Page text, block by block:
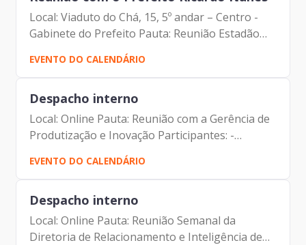
Local: Viaduto do Chá, 15, 5º andar – Centro -
Gabinete do Prefeito Pauta: Reunião Estadão
Participantes: CEO do Estadão – Erick Bretas
(Secretaria de Governo, Secretaria Municipal da
Comunicação,...
EVENTO DO CALENDÁRIO
Despacho interno
Local: Online Pauta: Reunião com a Gerência de
Produtização e Inovação Participantes: -
Francisco Forbes – Presidente | Prodam-SP
- Eduardo Amaro Bueno - Gerente de
Produtização e Inovação| Prodam-SP
EVENTO DO CALENDÁRIO
Despacho interno
Local: Online Pauta: Reunião Semanal da
Diretoria de Relacionamento e Inteligência de